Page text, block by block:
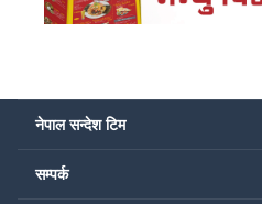
नेपाल सन्देश टिम
सम्पर्क